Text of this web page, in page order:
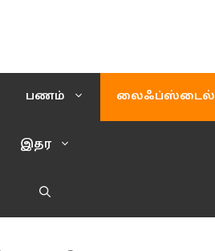
பணம் லைஃப்ஸ்டைல்
இதர